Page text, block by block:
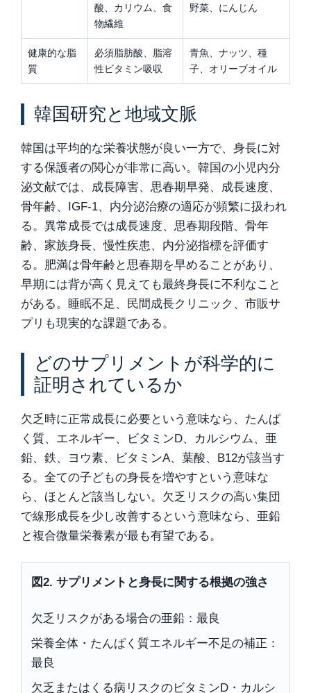
酸、カリウム、食
物繊維
野菜、にんじん
健康的な脂
質
必須脂肪酸、脂溶
性ビタミン吸収
青魚、ナッツ、種
子、オリーブオイル
韓国研究と地域文脈
韓国は平均的な栄養状態が良い一方で、身長に対
する保護者の関心が非常に高い。韓国の小児内分
泌文献では、成長障害、思春期早発、成長速度、
骨年齢、IGF-1、内分泌治療の適応が頻繁に扱われ
る。異常成長では成長速度、思春期段階、骨年
齢、家族身長、慢性疾患、内分泌指標を評価す
る。肥満は骨年齢と思春期を早めることがあり、
早期には背が高く見えても最終身長に不利なこと
がある。睡眠不足、民間成長クリニック、市販サ
プリも現実的な課題である。
どのサプリメントが科学的に
証明されているか
欠乏時に正常成長に必要という意味なら、たんぱ
く質、エネルギー、ビタミンD、カルシウム、亜
鉛、鉄、ヨウ素、ビタミンA、葉酸、B12が該当す
る。全ての子どもの身長を増やすという意味な
ら、ほとんど該当しない。欠乏リスクの高い集団
で線形成長を少し改善するという意味なら、亜鉛
と複合微量栄養素が最も有望である。
図2. サプリメントと身長に関する根拠の強さ
欠乏リスクがある場合の亜鉛：最良
栄養全体・たんぱく質エネルギー不足の補正：
最良
欠乏またはくる病リスクのビタミンD・カルシ